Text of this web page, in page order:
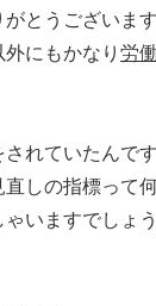
とうございます
にもかなり 労
れていたんです
しの指標って
いますでしょ